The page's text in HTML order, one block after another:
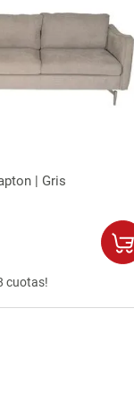
Vista rápida
| Gris
cuotas!